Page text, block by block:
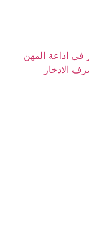
في اذاعة المهن
الادخار